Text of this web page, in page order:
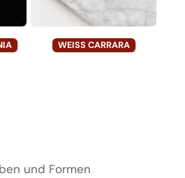
WEISS CARRARA
und Formen